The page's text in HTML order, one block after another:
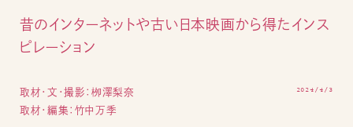
昔のインターネットや古い日本映画から得たインス
ピレーション
取材・文・撮影：栁澤梨奈
取材・編集：竹中万季
2024/4/3